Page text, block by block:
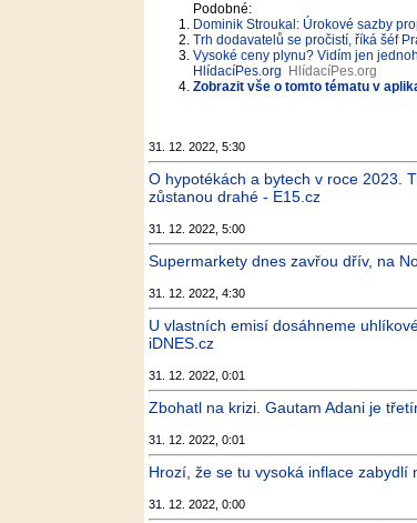
Podobné:
Dominik Stroukal: Úrokové sazby
Trh dodavatelů se pročistí, říká šéf
Vysoké ceny plynu? Vidím jen
HlídacíPes.org
HlídacíPes.org
Zobrazit vše o tomto tématu v
31. 12. 2022, 5:30
O hypotékách a bytech v roce 2023.
zůstanou drahé - E15.cz
31. 12. 2022, 5:00
Supermarkety dnes zavřou dřív, na
31. 12. 2022, 4:30
U vlastních emisí dosáhneme
iDNES.cz
31. 12. 2022, 0:01
Zbohatl na krizi. Gautam Adani je
31. 12. 2022, 0:01
Hrozí, že se tu vysoká inflace
31. 12. 2022, 0:00